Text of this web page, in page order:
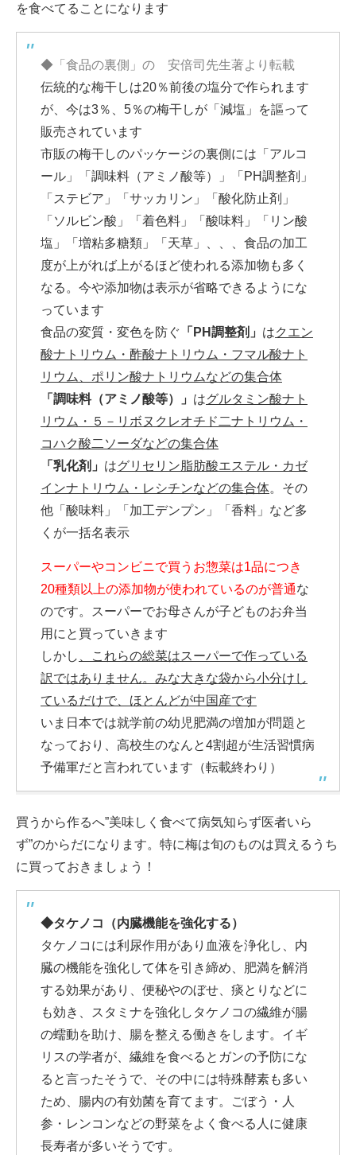
を食べてることになります
◆「食品の裏側」の 安倍司先生著より転載
伝統的な梅干しは20％前後の塩分で作られます
が、今は3％、5％の梅干しが「減塩」を謳って
販売されています
市販の梅干しのパッケージの裏側には「アルコ
ール」「調味料（アミノ酸等）」「PH調整剤」
「ステビア」「サッカリン」「酸化防止剤」
「ソルビン酸」「着色料」「酸味料」「リン酸
塩」「増粘多糖類」「天草」、、、食品の加工
度が上がれば上がるほど使われる添加物も多く
なる。今や添加物は表示が省略できるようにな
っています
食品の変質・変色を防ぐ 「PH調整剤」 はクエン
酸ナトリウム・酢酸ナトリウム・フマル酸ナト
リウム、ポリン酸ナトリウムなどの集合体
「調味料（アミノ酸等）」 はグルタミン酸ナト
リウム・５－リボヌクレオチド二ナトリウム・
コハク酸二ソーダなどの集合体
「乳化剤」 はグリセリン脂肪酸エステル・カゼ
インナトリウム・レシチンなどの集合体。その
他「酸味料」「加工デンプン」「香料」など多
くが一括名表示
スーパーやコンビニで買うお惣菜は1品につき
20種類以上の添加物が使われているのが普通な
のです。スーパーでお母さんが子どものお弁当
用にと買っていきます
しかし
、これらの総菜はスーパーで作っている
訳ではありません。みな大きな袋から小分けし
ているだけで、ほとんどが中国産です
いま日本では就学前の幼児肥満の増加が問題と
なっており、高校生のなんと4割超が生活習慣病
予備軍だと言われています（転載終わり）
買うから作るへ”美味しく食べて病気知らず医者いら
ず”のからだになります。特に梅は旬のものは買えるうち
に買っておきましょう！
◆タケノコ（内臓機能を強化する）
タケノコには利尿作用があり血液を浄化し、内
臓の機能を強化して体を引き締め、肥満を解消
する効果があり、便秘やのぼせ、痰とりなどに
も効き、スタミナを強化しタケノコの繊維が腸
の蠕動を助け、腸を整える働きをします。イギ
リスの学者が、繊維を食べるとガンの予防にな
ると言ったそうで、その中には特殊酵素も多い
ため、腸内の有効菌を育てます。ごぼう・人
参・レンコンなどの野菜をよく食べる人に健康
長寿者が多いそうです。